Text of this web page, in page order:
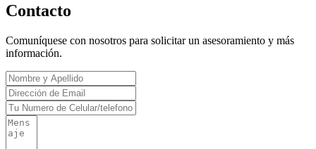
Contacto
Comuníquese con nosotros para solicitar un asesoramiento y más
información.